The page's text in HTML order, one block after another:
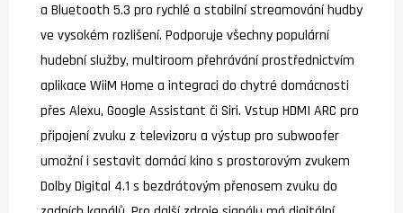
a Bluetooth 5.3 pro rychlé a stabilní streamování hudby
ve vysokém rozlišení. Podporuje všechny populární
hudební služby, multiroom přehrávání prostřednictvím
aplikace WiiM Home a integraci do chytré domácnosti
přes Alexu, Google Assistant či Siri. Vstup HDMI ARC pro
připojení zvuku z televizoru a výstup pro subwoofer
umožní i sestavit domácí kino s prostorovým zvukem
Dolby Digital 4.1 s bezdrátovým přenosem zvuku do